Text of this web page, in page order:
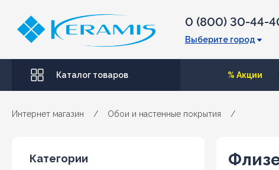
0 (800) 30-44-
Выберите город
Каталог товаров % Акции
Интернет магазин / Обои и настенные покрытия /
Категории